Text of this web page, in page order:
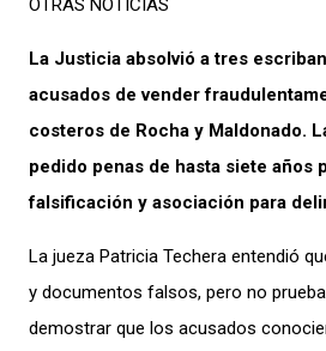
OTRAS NOTICIAS
La Justicia absolvió a tres
acusados de vender
costeros de Rocha y Maldonado.
pedido penas de hasta siete años
falsificación y asociación para
La jueza Patricia Techera entendió
y documentos falsos, pero no
demostrar que los acusados